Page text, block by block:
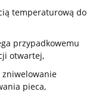
temperaturową do
przypadkowemu
otwartej,
pieca,